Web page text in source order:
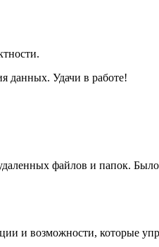
данных. Удачи в работе!
файлов и папок.
и возможности, которые